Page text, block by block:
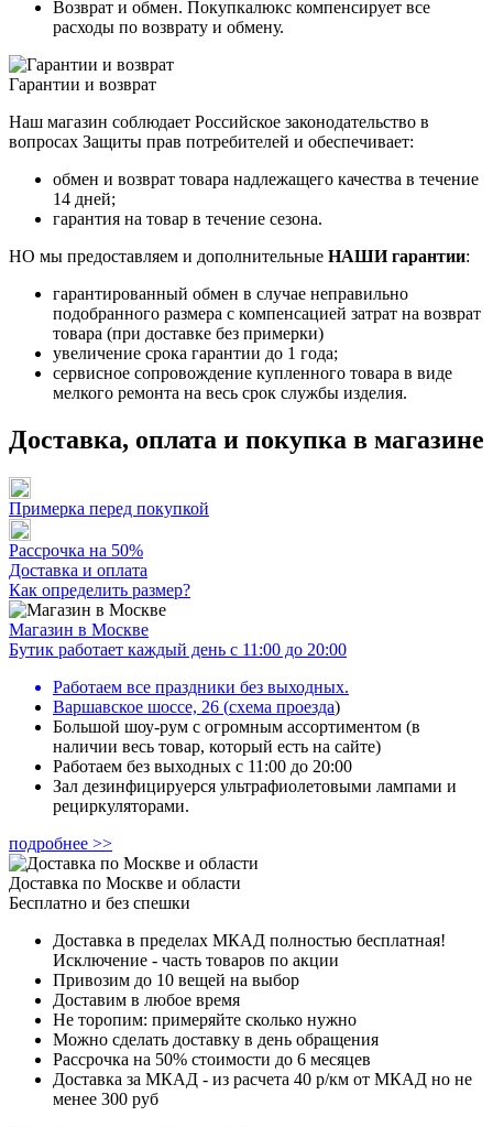
Возврат и обмен. Покупкалюкс компенсирует все
расходы по возврату и обмену.
Гарантии и возврат
Наш магазин соблюдает Российское законодательство в
вопросах Защиты прав потребителей и обеспечивает:
обмен и возврат товара надлежащего качества в течение
14 дней;
гарантия на товар в течение сезона.
НО мы предоставляем и дополнительные НАШИ гарантии:
гарантированный обмен в случае неправильно
подобранного размера с компенсацией затрат на возврат
товара (при доставке без примерки)
увеличение срока гарантии до 1 года;
сервисное сопровождение купленного товара в виде
мелкого ремонта на весь срок службы изделия.
Доставка, оплата и покупка в магазине
Примерка перед покупкой
Рассрочка на 50%
Доставка и оплата
Как определить размер?
Магазин в Москве
Бутик работает каждый день с 11:00 до 20:00
Работаем все праздники без выходных.
Варшавское шоссе, 26 (схема проезда)
Большой шоу-рум с огромным ассортиментом (в
наличии весь товар, который есть на сайте)
Работаем без выходных с 11:00 до 20:00
Зал дезинфицируерся ультрафиолетовыми лампами и
рециркуляторами.
подробнее >>
Доставка по Москве и области
Бесплатно и без спешки
Доставка в пределах МКАД полностью бесплатная!
Исключение - часть товаров по акции
Привозим до 10 вещей на выбор
Доставим в любое время
Не торопим: примеряйте сколько нужно
Можно сделать доставку в день обращения
Рассрочка на 50% стоимости до 6 месяцев
Доставка за МКАД - из расчета 40 р/км от МКАД но не
менее 300 руб